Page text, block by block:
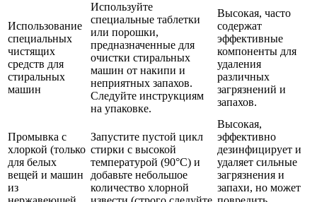
Использование
специальных
чистящих
средств для
стиральных
машин
Используйте
специальные таблетки
или порошки,
предназначенные для
очистки стиральных
машин от накипи и
неприятных запахов.
Следуйте инструкциям
на упаковке.
Высокая, часто
содержат
эффективные
компоненты для
удаления
различных
загрязнений и
запахов.
Промывка с
хлоркой (только
для белых
вещей и машин
из
Запустите пустой цикл
стирки с высокой
температурой (90°C) и
добавьте небольшое
количество хлорной
Высокая,
эффективно
дезинфицирует и
удаляет сильные
загрязнения и
запахи, но может